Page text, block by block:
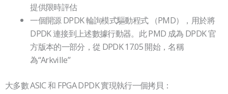
提供限時評估
一個開源 DPDK 輪詢模式驅動程式 （PMD），用於將
DPDK 連接到上述數據行動器。此 PMD 成為 DPDK 官
方版本的一部分，從 DPDK 17.05 開始，名稱
為“Arkville”
大多數 ASIC 和 FPGA DPDK 實現執行一個拷貝：